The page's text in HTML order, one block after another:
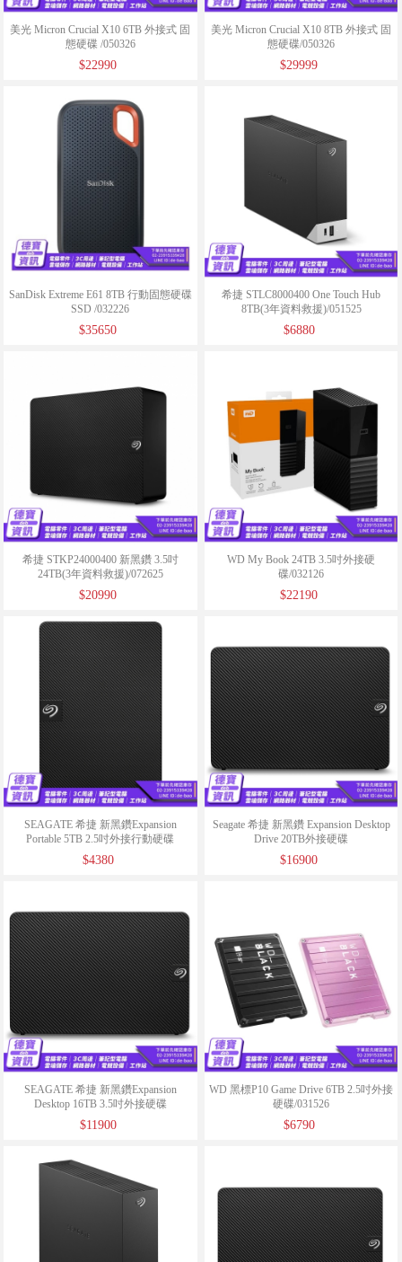
美光 Micron Crucial X10 6TB 外接式 固
態硬碟 /050326
$22990
美光 Micron Crucial X10 8TB 外接式 固
態硬碟/050326
$29999
SanDisk Extreme E61 8TB 行動固態硬碟
SSD /032226
$35650
希捷 STLC8000400 One Touch Hub
8TB(3年資料救援)/051525
$6880
希捷 STKP24000400 新黑鑽 3.5吋
24TB(3年資料救援)/072625
$20990
WD My Book 24TB 3.5吋外接硬
碟/032126
$22190
SEAGATE 希捷 新黑鑽Expansion
Portable 5TB 2.5吋外接行動硬碟
(STKM5000400)/042725
$4380
Seagate 希捷 新黑鑽 Expansion Desktop
Drive 20TB外接硬碟
(STKP20000400)/041226
$16900
SEAGATE 希捷 新黑鑽Expansion
Desktop 16TB 3.5吋外接硬碟
(STKP16000400)/051525
$11900
WD 黑標P10 Game Drive 6TB 2.5吋外接
硬碟/031526
$6790